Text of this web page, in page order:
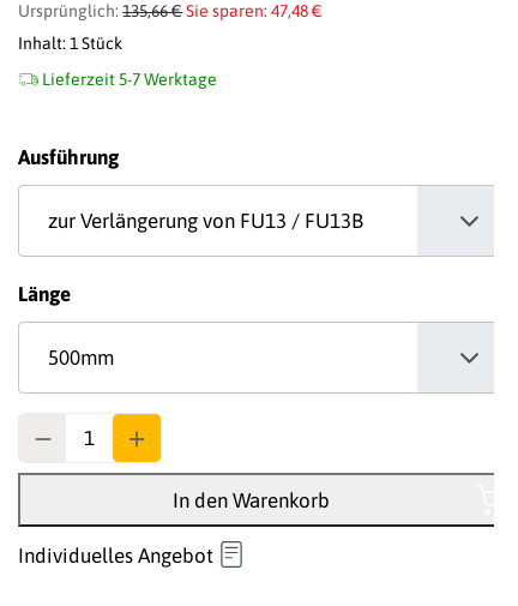
Ursprünglich:135,66 €Sie sparen: 47,48 €
Inhalt:1 Stück
Lieferzeit 5-7 Werktage
Ausführungauswählen
Längeauswählen
In den Warenkorb
Individuelles Angebot